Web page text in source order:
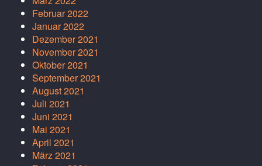
Februar 2022
Januar 2022
Dezember 2021
November 2021
Oktober 2021
September 2021
August 2021
Juli 2021
Juni 2021
Mai 2021
April 2021
März 2021